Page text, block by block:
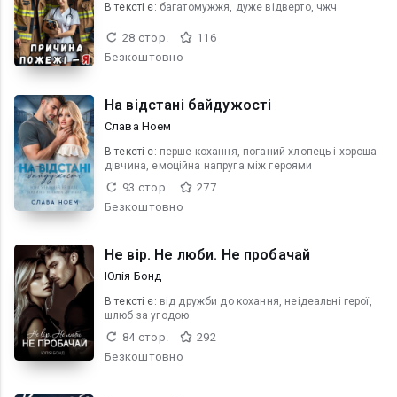
В текcті є: багатомужжя, дуже відверто, чжч
28 стор.
116
Безкоштовно
На відстані байдужості
Слава Ноем
В текcті є: перше кохання, поганий хлопець і хороша
дівчина, емоційна напруга між героями
93 стор.
277
Безкоштовно
Не вір. Не люби. Не пробачай
Юлія Бонд
В текcті є: від дружби до кохання, неідеальні герої,
шлюб за угодою
84 стор.
292
Безкоштовно